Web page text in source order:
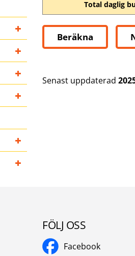
Total daglig
Senast uppdaterad
FÖLJ OSS
Facebook